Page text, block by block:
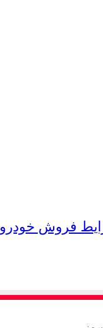
فروش خودرو